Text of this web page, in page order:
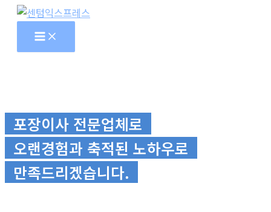
뛰
포장이사 전문업체로
오랜경험과 축적된 노하우로
만족드리겠습니다.